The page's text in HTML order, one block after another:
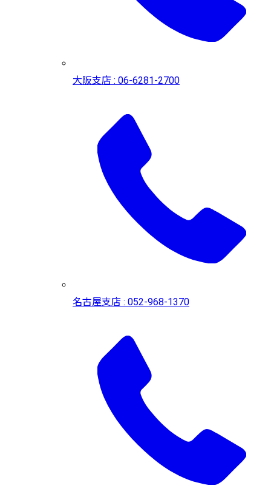
大阪支店 : 06-6281-2700
名古屋支店 : 052-968-1370